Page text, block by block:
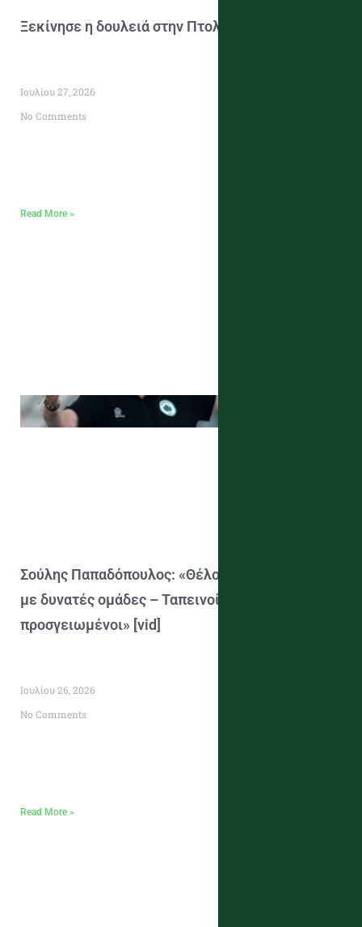
Ξεκίνησε η δουλειά στην Πτολεμαϊδα [pics]
Ιουλίου 27, 2026
No Comments
Read More »
Σούλης Παπαδόπουλος: «Θέλουμε να παίζουμε
με δυνατές ομάδες – Ταπεινοί και
προσγειωμένοι» [vid]
Ιουλίου 26, 2026
No Comments
Read More »